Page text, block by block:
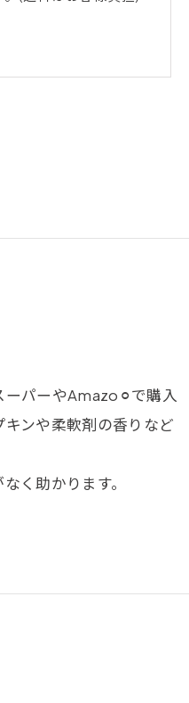
パーやAmazo⚪︎で購入
ンや柔軟剤の香りなど
く助かります。